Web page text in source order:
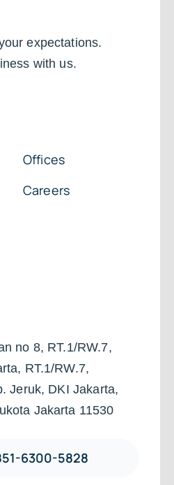
expectations.
with us.
Offices
Careers
no 8, RT.1/RW.7,
RT.1/RW.7,
Jeruk, DKI Jakarta,
Jakarta 11530
6300-5828